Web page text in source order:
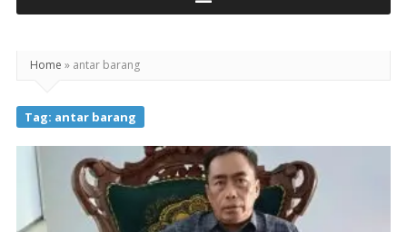
Home » antar barang
Tag: antar barang